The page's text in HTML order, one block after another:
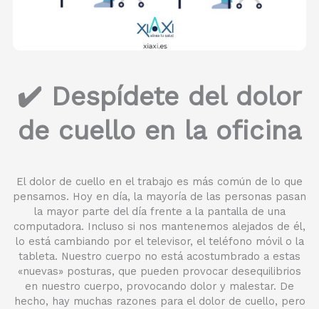
✔️ Despídete del dolor
de cuello en la oficina
El dolor de cuello en el trabajo es más común de lo que
pensamos. Hoy en día, la mayoría de las personas pasan
la mayor parte del día frente a la pantalla de una
computadora. Incluso si nos mantenemos alejados de él,
lo está cambiando por el televisor, el teléfono móvil o la
tableta. Nuestro cuerpo no está acostumbrado a estas
«nuevas» posturas, que pueden provocar desequilibrios
en nuestro cuerpo, provocando dolor y malestar. De
hecho, hay muchas razones para el dolor de cuello, pero